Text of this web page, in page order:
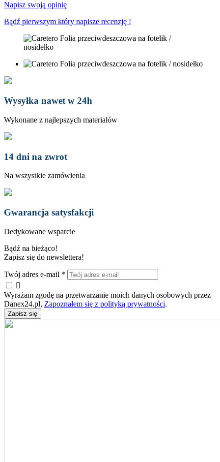
Napisz swoją opinię
Bądź pierwszym który napisze recenzję !
Wysyłka nawet w 24h
Wykonane z najlepszych materiałów
14 dni na zwrot
Na wszystkie zamówienia
Gwarancja satysfakcji
Dedykowane wsparcie
Bądź na bieżąco!
Zapisz się do newslettera!
Twój adres e-mail *

Wyrażam zgodę na przetwarzanie moich danych osobowych przez
Danex24.pl, Zapoznałem się z polityką prywatności.